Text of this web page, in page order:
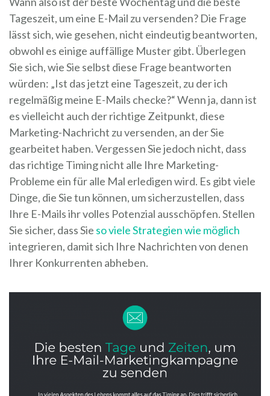
Tageszeit, um eine E-Mail zu versenden? Die Frage
lässt sich, wie gesehen, nicht eindeutig beantworten,
obwohl es einige auffällige Muster gibt. Überlegen
Sie sich, wie Sie selbst diese Frage beantworten
würden: „Ist das jetzt eine Tageszeit, zu der ich
regelmäßig meine E-Mails checke?“ Wenn ja, dann ist
es vielleicht auch der richtige Zeitpunkt, diese
Marketing-Nachricht zu versenden, an der Sie
gearbeitet haben. Vergessen Sie jedoch nicht, dass
das richtige Timing nicht alle Ihre Marketing-
Probleme ein für alle Mal erledigen wird. Es gibt viele
Dinge, die Sie tun können, um sicherzustellen, dass
Ihre E-Mails ihr volles Potenzial ausschöpfen. Stellen
Sie sicher, dass Sie so viele Strategien wie möglich
integrieren, damit sich Ihre Nachrichten von denen
Ihrer Konkurrenten abheben.